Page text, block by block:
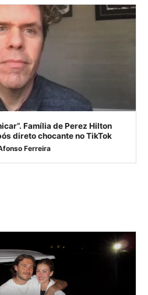
Família de Perez Hilton
direto chocante no TikTok
Ferreira